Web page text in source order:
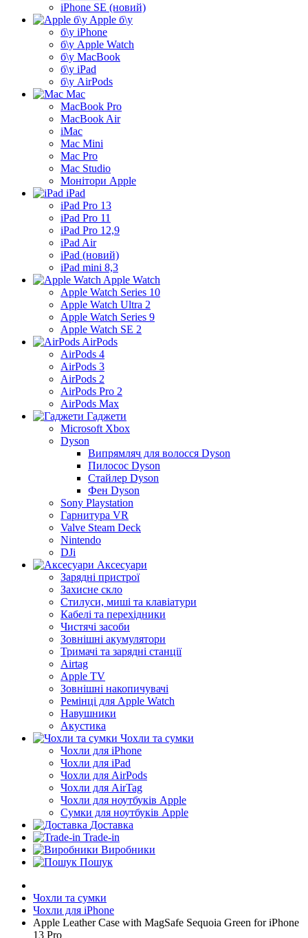
iPhone SE (новий)
Apple б\у
б\у iPhone
б\у Apple Watch
б\у MacBook
б\у iPad
б\у AirPods
Mac
MacBook Pro
MacBook Air
iMac
Mac Mini
Mac Pro
Mac Studio
Монітори Apple
iPad
iPad Pro 13
iPad Pro 11
iPad Pro 12,9
iPad Air
iPad (новий)
iPad mini 8,3
Apple Watch
Apple Watch Series 10
Apple Watch Ultra 2
Apple Watch Series 9
Apple Watch SE 2
AirPods
AirPods 4
AirPods 3
AirPods 2
AirPods Pro 2
AirPods Max
Гаджети
Microsoft Xbox
Dyson
Випрямляч для волосся Dyson
Пилосос Dyson
Стайлер Dyson
Фен Dyson
Sony Playstation
Гарнитура VR
Valve Steam Deck
Nintendo
DJi
Аксесуари
Зарядні пристрої
Захисне скло
Стилуси, миші та клавіатури
Кабелі та перехідники
Чистячі засоби
Зовнішні акумулятори
Тримачі та зарядні станції
Airtag
Apple TV
Зовнішні накопичувачі
Ремінці для Apple Watch
Навушники
Акустика
Чохли та сумки
Чохли для iPhone
Чохли для iPad
Чохли для AirPods
Чохли для AirTag
Чохли для ноутбуків Apple
Сумки для ноутбуків Apple
Доставка
Trade-in
Виробники
Пошук
Чохли та сумки
Чохли для iPhone
Apple Leather Case with MagSafe Sequoia Green for iPhone
13 Pro